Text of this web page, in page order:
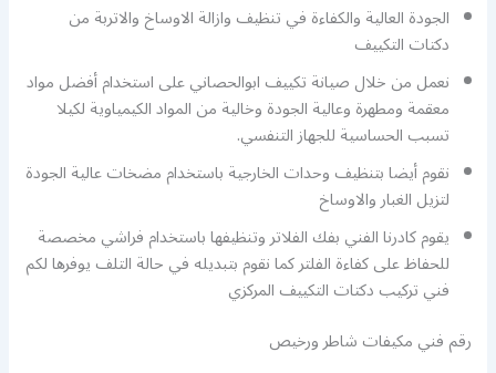
الجودة العالية والكفاءة في تنظيف وازالة الاوساخ والاتربة من
دكتات التكييف
نعمل من خلال صيانة تكييف ابوالحصاني على استخدام أفضل مواد
معقمة ومطهرة وعالية الجودة وخالية من المواد الكيمياوية لكيلا
تسبب الحساسية للجهاز التنفسي.
نقوم أيضا بتنظيف وحدات الخارجية باستخدام مضخات عالية الجودة
لتزيل الغبار والاوساخ
يقوم كادرنا الفني بفك الفلاتر وتنظيفها باستخدام فراشي مخصصة
للحفاظ على كفاءة الفلتر كما نقوم بتبديله في حالة التلف يوفرها لكم
فني تركيب دكتات التكييف المركزي
رقم فني مكيفات شاطر ورخيص